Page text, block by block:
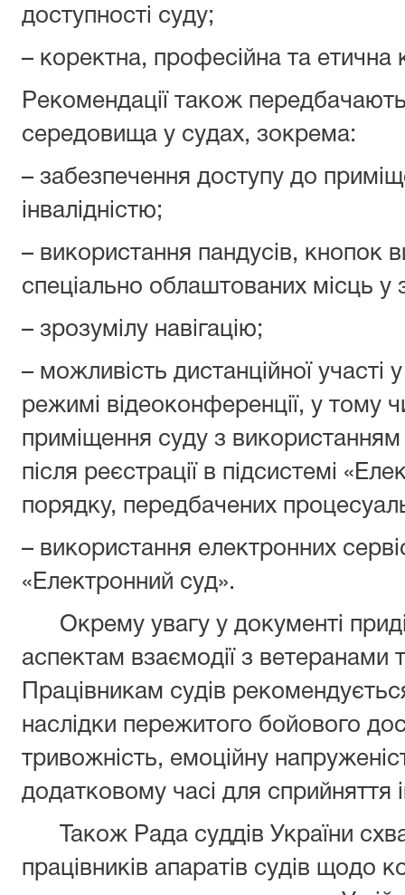
доступності суду;
– коректна, професійна та етична
Рекомендації також
середовища у судах, зокрема:
– забезпечення доступу до
інвалідністю;
– використання пандусів, кнопок
спеціально облаштованих місць у
– зрозумілу навігацію;
– можливість дистанційної участі
режимі відеоконференції, у тому
приміщення суду з використанням
після реєстрації в підсистемі
порядку, передбачених
– використання електронних
«Електронний суд».
Окрему увагу у документі
аспектам взаємодії з ветеранами
Працівникам судів
наслідки пережитого бойового
тривожність, емоційну
додатковому часі для сприйняття
Також Рада суддів України
працівників апаратів судів щодо